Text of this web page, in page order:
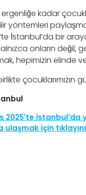
kadar
yöntemleri
İstanbul’da bir
onların değil,
hepimizin elinde
çocuklarımızın
2025'te İstanbul'da
ulaşmak için